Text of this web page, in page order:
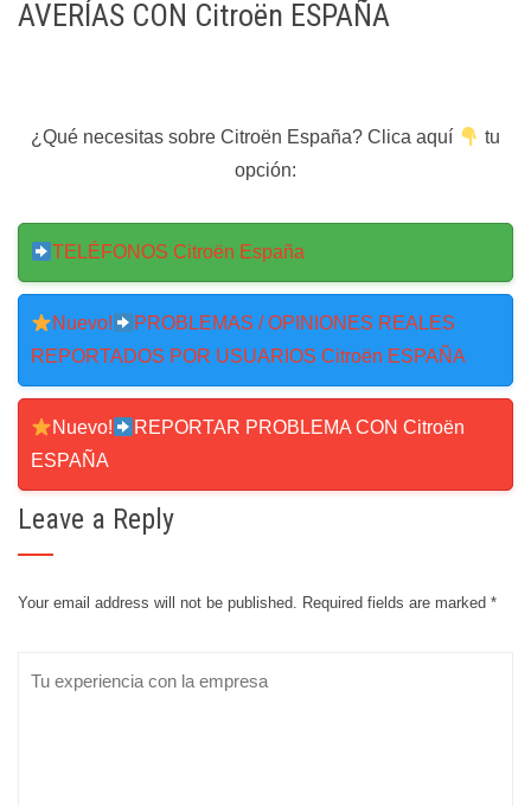
AVERÍAS CON Citroën ESPAÑA
¿Qué necesitas sobre Citroën España? Clica aquí
tu
opción:
TELÉFONOS Citroën España
Nuevo!
PROBLEMAS / OPINIONES REALES
REPORTADOS POR USUARIOS Citroën ESPAÑA
Nuevo!
REPORTAR PROBLEMA CON Citroën
ESPAÑA
Leave a Reply
Your email address will not be published. Required fields are marked *